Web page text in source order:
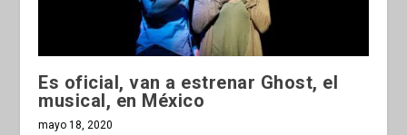
Es oficial, van a estrenar Ghost, el
musical, en México
mayo 18, 2020